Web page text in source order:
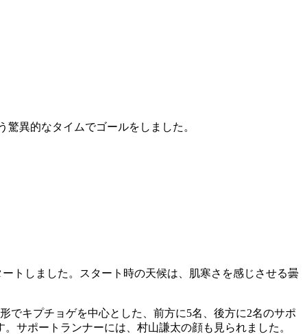
驚異的なタイムでゴールをしました。
トしました。スタート時の天候は、肌寒さを感じさせる曇
でキプチョゲを中心とした、前方に5名、後方に2名のサポ
サポートランナーには、村山謙太の顔も見られました。